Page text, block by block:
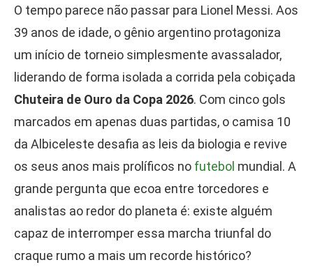
O tempo parece não passar para Lionel Messi. Aos
39 anos de idade, o gênio argentino protagoniza
um início de torneio simplesmente avassalador,
liderando de forma isolada a corrida pela cobiçada
Chuteira de Ouro da Copa 2026. Com cinco gols
marcados em apenas duas partidas, o camisa 10
da Albiceleste desafia as leis da biologia e revive
os seus anos mais prolíficos no futebol mundial. A
grande pergunta que ecoa entre torcedores e
analistas ao redor do planeta é: existe alguém
capaz de interromper essa marcha triunfal do
craque rumo a mais um recorde histórico?